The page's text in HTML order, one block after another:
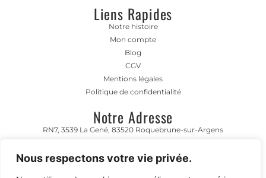
Nous respectons votre vie privée.
Liens Rapides
Notre histoire
Mon compte
Blog
CGV
Mentions légales
Politique de confidentialité
Notre Adresse
RN7, 3539 La Gené, 83520 Roquebrune-sur-Argens
Horaire D'ouverture